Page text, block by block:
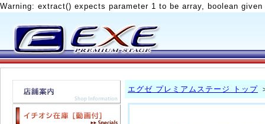
Warning: extract() expects parameter 1 to be array, boolean
エグゼ プレミアムステージ トップ